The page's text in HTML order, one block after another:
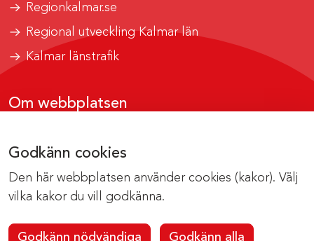
Godkänn cookies
Den här webbplatsen använder cookies (kakor). Välj
vilka kakor du vill godkänna.
Godkänn nödvändiga Godkänn alla
Regionkalmar.se
Regional utveckling Kalmar län
Kalmar länstrafik
Om webbplatsen
Om cookies
Kontakta webbredaktionen